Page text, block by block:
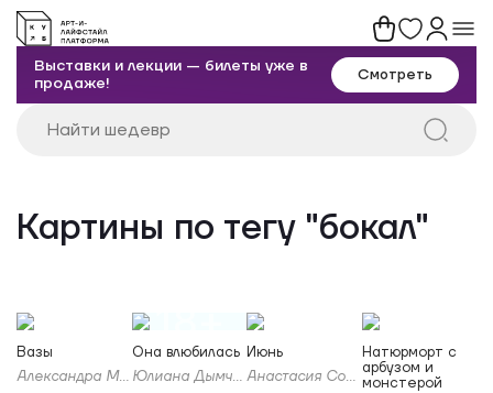
Выставки и лекции — билеты уже в
продаже!
Смотреть
Картины по тегу "бокал"
Вазы
Александра Мато
Она влюбилась
Юлиана Дымченко
Июнь
Анастасия Соловьева
Натюрморт с
арбузом и
монстерой